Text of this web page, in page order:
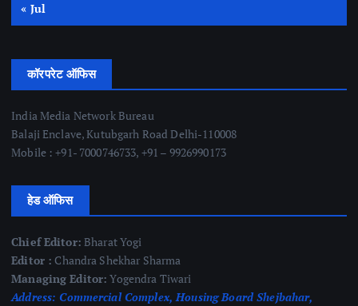
« Jul
कॉरपरेट ऑफिस
India Media Network Bureau
Balaji Enclave, Kutubgarh Road Delhi-110008
Mobile : +91- 7000746733, +91 – 9926990173
हेड ऑफिस
Chief Editor: Bharat Yogi
Editor : Chandra Shekhar Sharma
Managing Editor: Yogendra Tiwari
Address: Commercial Complex, Housing Board Shejbahar,